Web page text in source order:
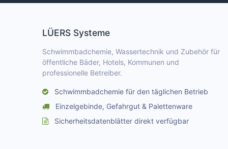
LÜERS Systeme
Schwimmbadchemie, Wassertechnik und Zubehör für
öffentliche Bäder, Hotels, Kommunen und
professionelle Betreiber.
Schwimmbadchemie für den täglichen Betrieb
Einzelgebinde, Gefahrgut & Palettenware
Sicherheitsdatenblätter direkt verfügbar